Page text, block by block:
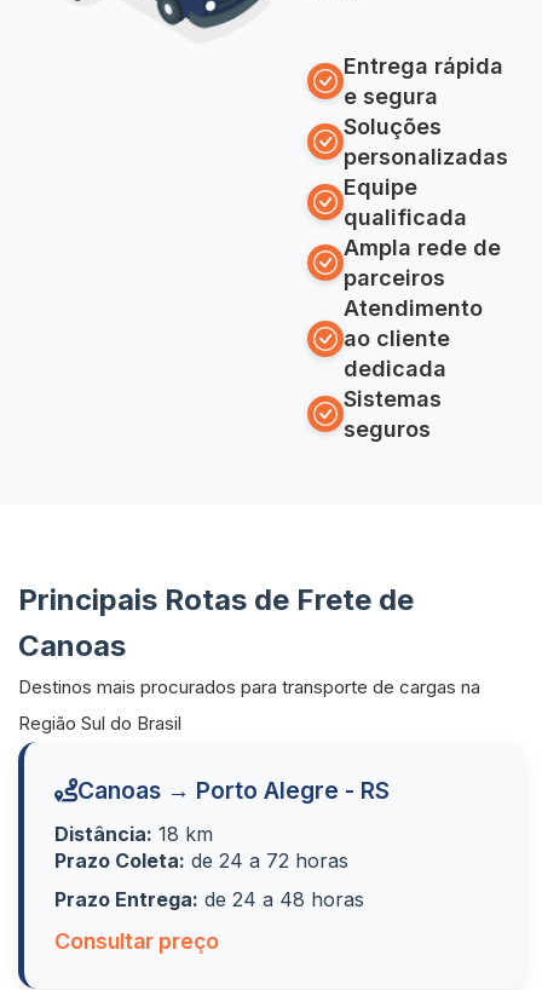
Entrega rápida
e segura
Soluções
personalizadas
Equipe
qualificada
Ampla rede de
parceiros
Atendimento
ao cliente
dedicada
Sistemas
seguros
Principais Rotas de Frete de
Canoas
Destinos mais procurados para transporte de cargas na
Região Sul do Brasil
Canoas → Porto Alegre - RS
Distância: 18 km
Prazo Coleta: de 24 a 72 horas
Prazo Entrega: de 24 a 48 horas
Consultar preço